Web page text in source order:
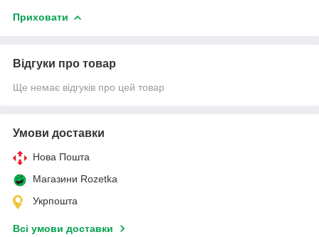
Приховати
Відгуки про товар
Ще немає відгуків про цей товар
Умови доставки
Нова Пошта
Магазини Rozetka
Укрпошта
Всі умови доставки